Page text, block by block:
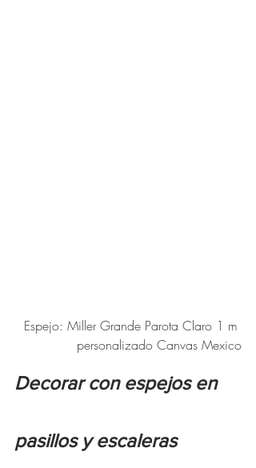
Espejo: Miller Grande Parota Claro 1 m
personalizado Canvas Mexico
Decorar con espejos en
pasillos y escaleras